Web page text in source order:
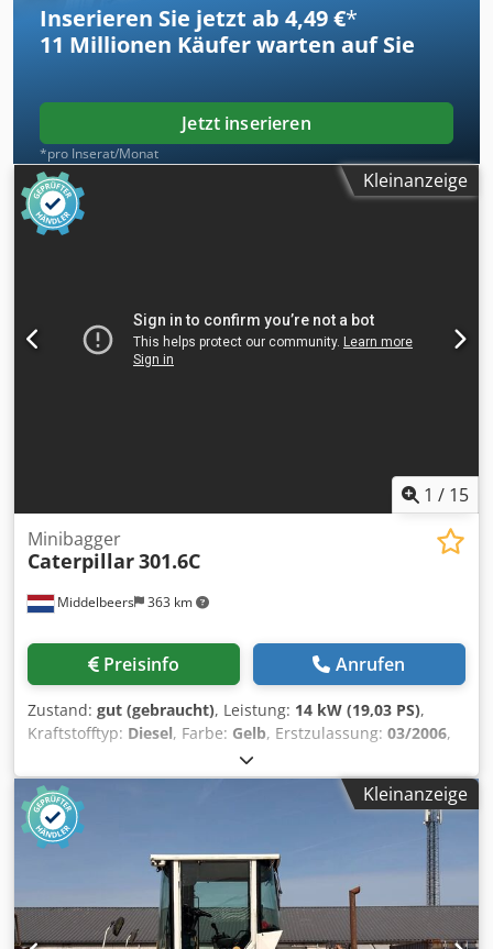
Inserieren Sie jetzt ab 4,49 €*
11 Millionen Käufer warten auf Sie
Jetzt inserieren
*pro Inserat/Monat
Kleinanzeige
1 / 15
Middelbeers 363 km
Minibagger
Caterpillar301.6C
Preisinfo Anrufen
Zustand: gut (gebraucht), Leistung: 14 kW (19,03 PS),
Kraftstofftyp: Diesel, Farbe: Gelb, Erstzulassung: 03/2006,
, Betriebsstunden:
Antrieb: Raupe Zylinderzahl: 3 Leergewicht: 1.720 kg
Technischer Zustand: gut Optischer Zustand: gut Preis: Auf
Anfrage Codpfxow Hpqrs Am Ueha Seriennummer:
JBB00645 Wenden Sie sich an Ernst van Hek, um weitere
Informationen zu erhalten.
Kleinanzeige